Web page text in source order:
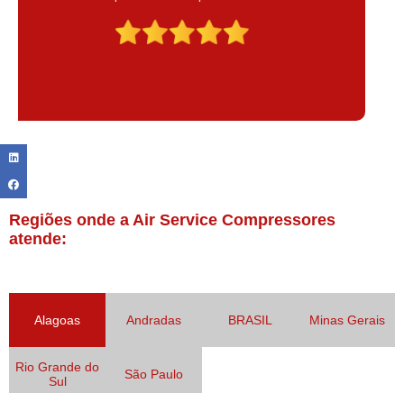
Claudinei excelente profissional!
Regiões onde a Air Service Compressores
atende:
Alagoas Andradas BRASIL Minas Gerais
Rio Grande do
Sul
São Paulo